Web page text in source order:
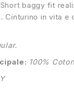
baggy fit
Cinturino in vita
100%